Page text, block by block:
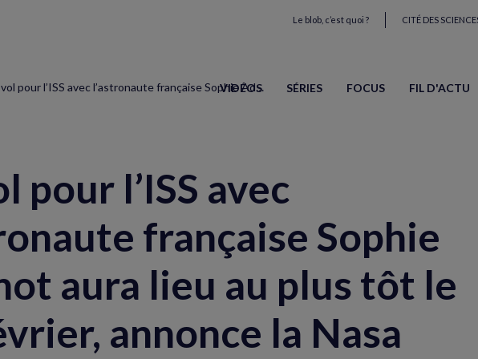
Le blob, c’est quoi ? CITÉ DES
VIDÉOS SÉRIES FOCUS FIL D'ACTU
Le vol pour l’ISS avec l’astronaute française Sophie Adenot aura lieu au plus tôt le 11 février, annonce la Nasa
pour l’ISS avec
française Sophie
aura lieu au plus tôt le
annonce la Nasa